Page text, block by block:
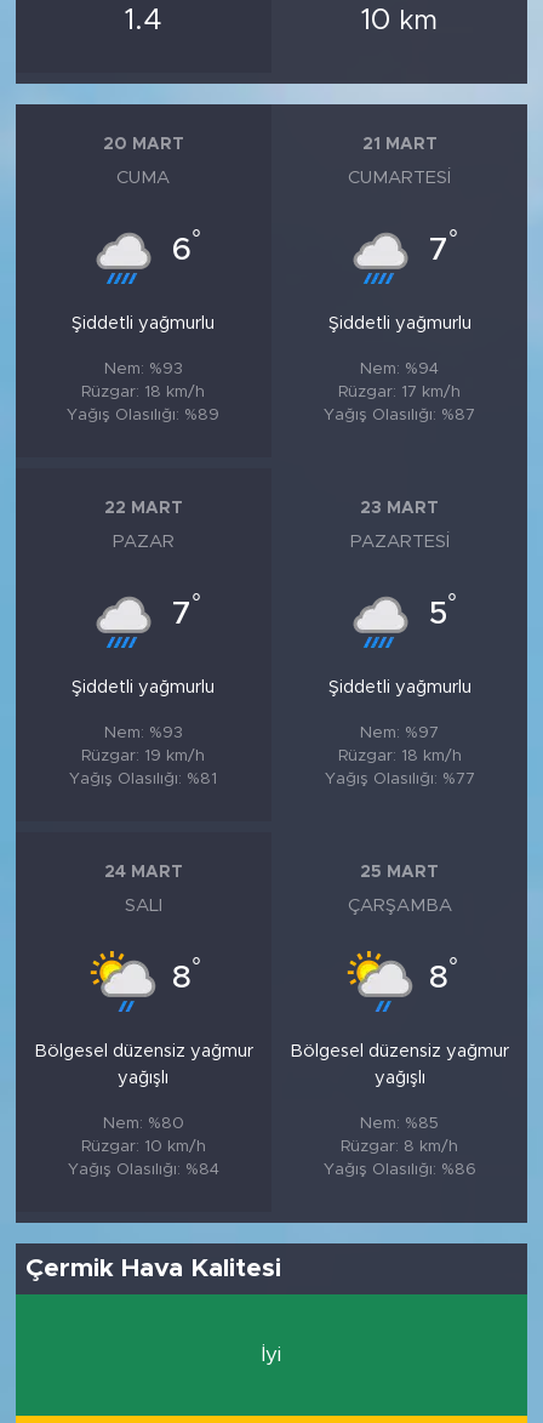
1.4 10 km
20 MART
CUMA
6°
Şiddetli yağmurlu
Nem: %93
Rüzgar: 18 km/h
Yağış Olasılığı: %89
21 MART
CUMARTESI
7°
Şiddetli yağmurlu
Nem: %94
Rüzgar: 17 km/h
Yağış Olasılığı: %87
22 MART
PAZAR
7°
Şiddetli yağmurlu
Nem: %93
Rüzgar: 19 km/h
Yağış Olasılığı: %81
23 MART
PAZARTESI
5°
Şiddetli yağmurlu
Nem: %97
Rüzgar: 18 km/h
Yağış Olasılığı: %77
24 MART
SALI
8°
Bölgesel düzensiz yağmur
yağışlı
Nem: %80
Rüzgar: 10 km/h
Yağış Olasılığı: %84
25 MART
ÇARŞAMBA
8°
Bölgesel düzensiz yağmur
yağışlı
Nem: %85
Rüzgar: 8 km/h
Yağış Olasılığı: %86
Çermik Hava Kalitesi
İyi